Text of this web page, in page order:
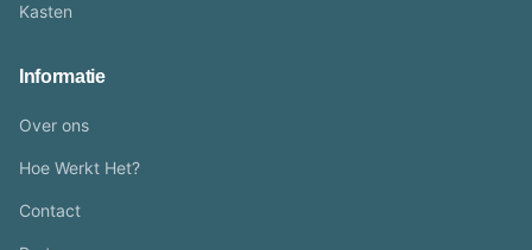
Kasten
Informatie
Over ons
Hoe Werkt Het?
Contact